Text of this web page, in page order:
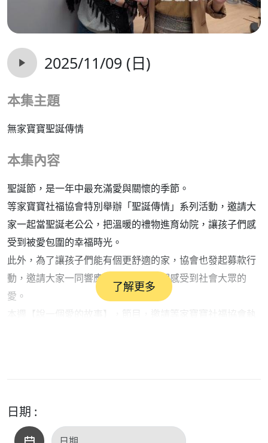
2025/11/09 (日)
本集主題
無家寶寶聖誕傳情
本集內容
聖誕節，是一年中最充滿愛與關懷的季節。
等家寶寶社福協會特別舉辦「聖誕傳情」系列活動，邀請大
家一起當聖誕老公公，把溫暖的禮物進育幼院，讓孩子們感
受到被愛包圍的幸福時光。
此外，為了讓孩子們能有個更舒適的家，協會也發起募款行
動，邀請大家一同響應，讓這群孩子們感受到社會大眾的
愛。
本週【說一個愛的故事】，節目，邀請等家寶寶社福協會執
了解更多
日期 :